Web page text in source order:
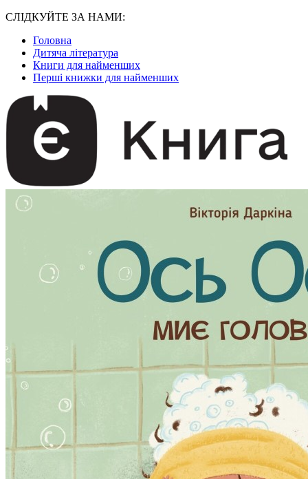
СЛІДКУЙТЕ ЗА НАМИ:
Головна
Дитяча література
Книги для найменших
Перші книжки для найменших